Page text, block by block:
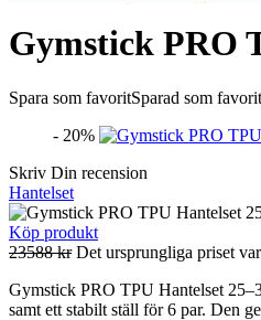
Gymstick PRO
Spara som favoritSparad som favorit
- 20%
Skriv Din recension
Hantelset
Köp produkt
23588kr Det ursprungliga priset
Gymstick PRO TPU Hantelset
samt ett stabilt ställ för 6 par. Den